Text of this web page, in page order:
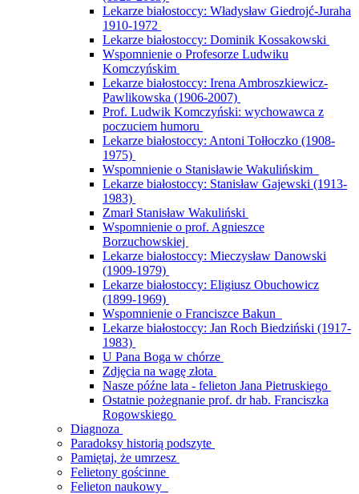
Lekarze białostoccy: Władysław Giedrojć-Juraha
1910-1972
Lekarze białostoccy: Dominik Kossakowski
Wspomnienie o Profesorze Ludwiku
Komczyńskim
Lekarze białostoccy: Irena Ambroszkiewicz-
Pawlikowska (1906-2007)
Prof. Ludwik Komczyński: wychowawca z
poczuciem humoru
Lekarze białostoccy: Antoni Tołłoczko (1908-
1975)
Wspomnienie o Stanisławie Wakulińskim
Lekarze białostoccy: Stanisław Gajewski (1913-
1983)
Zmarł Stanisław Wakuliński
Wspomnienie o prof. Agnieszce
Borzuchowskiej
Lekarze białostoccy: Mieczysław Danowski
(1909-1979)
Lekarze białostoccy: Eligiusz Obuchowicz
(1899-1969)
Wspomnienie o Franciszce Bakun
Lekarze białostoccy: Jan Roch Biedziński (1917-
1983)
U Pana Boga w chórze
Zdjęcia na wagę złota
Nasze późne lata - felieton Jana Pietruskiego
Ostatnie pożegnanie prof. dr hab. Franciszka
Rogowskiego
Diagnoza
Paradoksy historią podszyte
Pamiętaj, że umrzesz
Felietony gościnne
Felieton naukowy